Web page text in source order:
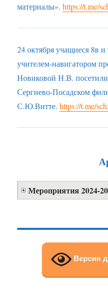
материалы».https://t.me/
24 октября учащиеся 8в
учителем-навигатором
Новиковой Н.В.
Сергиево-Посадском
С.Ю.Витте.https://t.me/
Мероприятия 2024-
Версия